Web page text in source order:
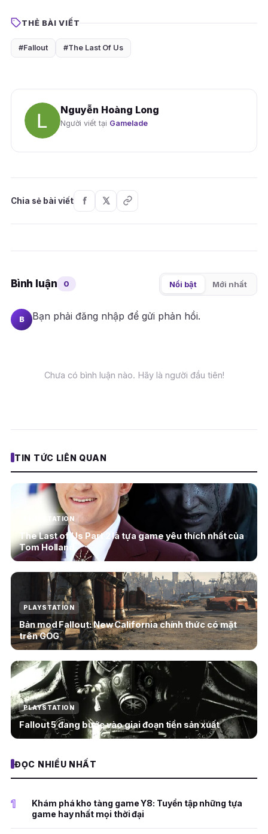
THẺ BÀI VIẾT
#Fallout #The Last Of Us
Nguyễn Hoàng Long
Người viết tại Gamelade
Chia sẻ bài viết
Bình luận 0 Nổi bật Mới nhất
B Bạn phải đăng nhập để gửi phản hồi.
Chưa có bình luận nào. Hãy là người đầu tiên!
TIN TỨC LIÊN QUAN
PLAYSTATION
The Last of Us Part 2 là tựa game yêu thích nhất của
Tom Holland
PLAYSTATION
Bản mod Fallout: New California chính thức có mặt
trên GOG
PLAYSTATION
Fallout 5 đang bước vào giai đoạn tiền sản xuất
ĐỌC NHIỀU NHẤT
1
Khám phá kho tàng game Y8: Tuyển tập những tựa
game hay nhất mọi thời đại